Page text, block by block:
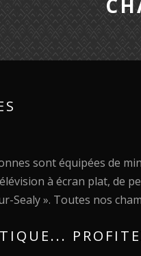
sont équipées de
à écran plat, de
Sealy ». Toutes nos